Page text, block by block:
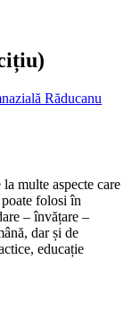
Răducanu
multe aspecte care
folosi în
– învățare –
dar și de
educație